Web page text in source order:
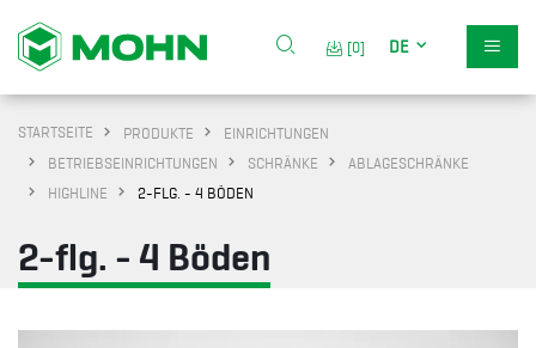
[0] DE
STARTSEITE PRODUKTE
EINRICHTUNGEN
BETRIEBSEINRICHTUNGEN
SCHRÄNKE
ABLAGESCHRÄNKE
HIGHLINE
2-FLG. - 4 BÖDEN
2-flg. - 4 Böden